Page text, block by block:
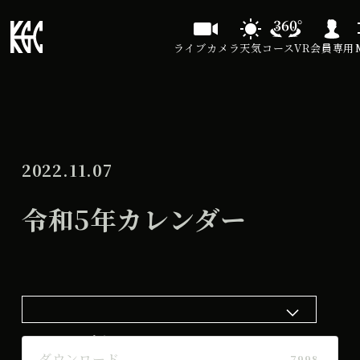
ライブカメラ天気コースVR会員専用
2022.11.07
令和5年カレンダー
ダウンロード